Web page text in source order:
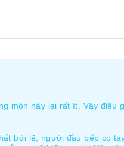
món này lại rất ít. Vậy điều
bởi lẽ, người đầu bếp có